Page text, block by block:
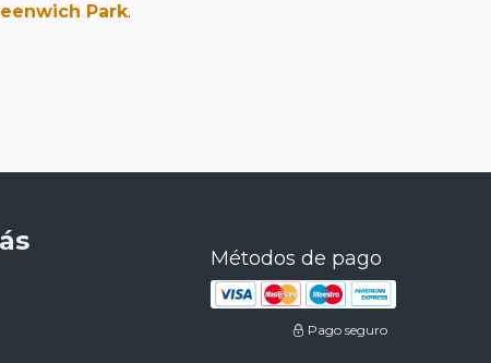
Park.
Métodos de pago
Pago seguro